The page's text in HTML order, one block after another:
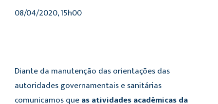
08/04/2020, 15h00
Diante da manutenção das orientações das
autoridades governamentais e sanitárias
comunicamos queas atividades acadêmicas da